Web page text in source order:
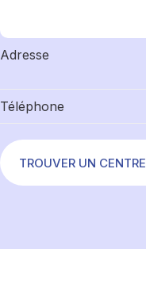
Adresse
Téléphone
TROUVER UN CENTRE